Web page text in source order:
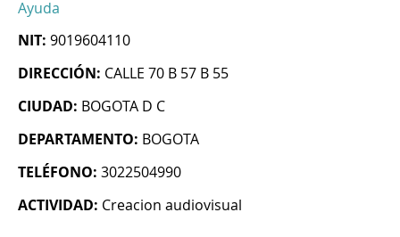
Ayuda
NIT: 9019604110
DIRECCIÓN: CALLE 70 B 57 B 55
CIUDAD: BOGOTA D C
DEPARTAMENTO: BOGOTA
TELÉFONO: 3022504990
ACTIVIDAD: Creacion audiovisual